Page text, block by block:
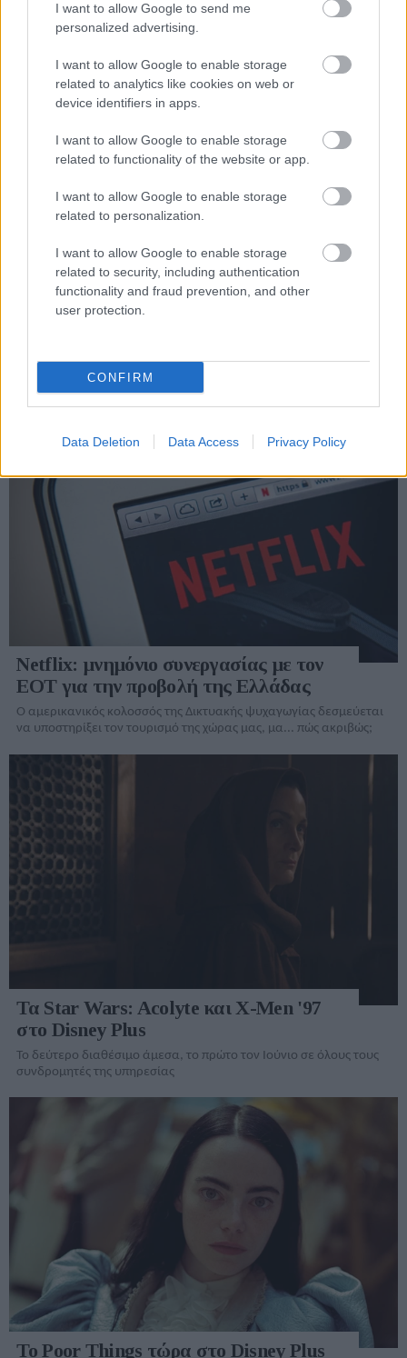
I want to allow Google to send me
personalized advertising.
I want to allow Google to enable storage
related to analytics like cookies on web or
device identifiers in apps.
I want to allow Google to enable storage
related to functionality of the website or app.
I want to allow Google to enable storage
related to personalization.
I want to allow Google to enable storage
related to security, including authentication
functionality and fraud prevention, and other
user protection.
CONFIRM
Data Deletion Data Access Privacy Policy
ΣΤΟ ΠΡΟΣΚΗΝΙΟ
Η Δικτυακή υπηρεσία περιεχομένου της Apple δεν είναι εμπορικά
επιτυχημένη, παραμένει όμως σημαντική
ΕΠΙΚΑΙΡΟΤΗΤΑ
Netflix: μνημόνιο συνεργασίας με τον
ΕΟΤ για την προβολή της Ελλάδας
Ο αμερικανικός κολοσσός της Δικτυακής ψυχαγωγίας δεσμεύεται
να υποστηρίξει τον τουρισμό της χώρας μας, μα... πώς ακριβώς;
Τα Star Wars: Acolyte και X-Men '97
στο Disney Plus
Το δεύτερο διαθέσιμο άμεσα, το πρώτο τον Ιούνιο σε όλους τους
συνδρομητές της υπηρεσίας
Το Poor Things τώρα στο Disney Plus